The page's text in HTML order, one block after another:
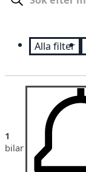
Alla filter
1
bilar